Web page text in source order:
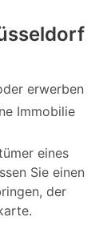
erwerben
Immobilie
eines
Sie einen
der